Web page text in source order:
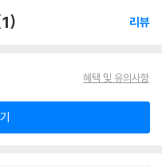
리뷰
혜택 및 유의사항